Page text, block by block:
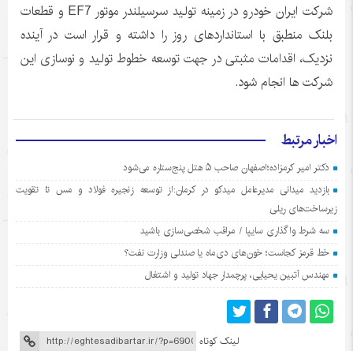
شرکت ایران خودرو در زمینه تولید سرسیلندر موتور EF7 و قطعات
بلنک منطبق با استانداردهای روز را داشته و قرار است در آینده
نزدیک، اقدامات مثبتی در جهت توسعه خطوط تولید و نوسازی این
شرکت ها انجام شود.
اخبار مرتبط
دکتر امیر کرمزاده؛اصفهان صاحب ۵ هتل پنج‌ستاره می‌شود
بازدید میدانی مدیرعامل میدکو در کرمان:از توسعه زنجیره فولاد و مس تا تقویت
زیرساخت‌های ریلی
سه شرط واگذاری سایپا / مراقب شخصی‌سازی باشید
خط قرمز کجاست؛ خون‌های دی‌ماه یا صندلی وزارت نفت؟
مهندس آتبین یحیایی، پرچمدار جهاد تولید و اشتغال
لینک کوتاه